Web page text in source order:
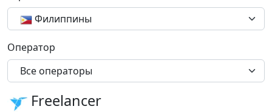
Филиппины
Оператор
Все операторы
Freelancer